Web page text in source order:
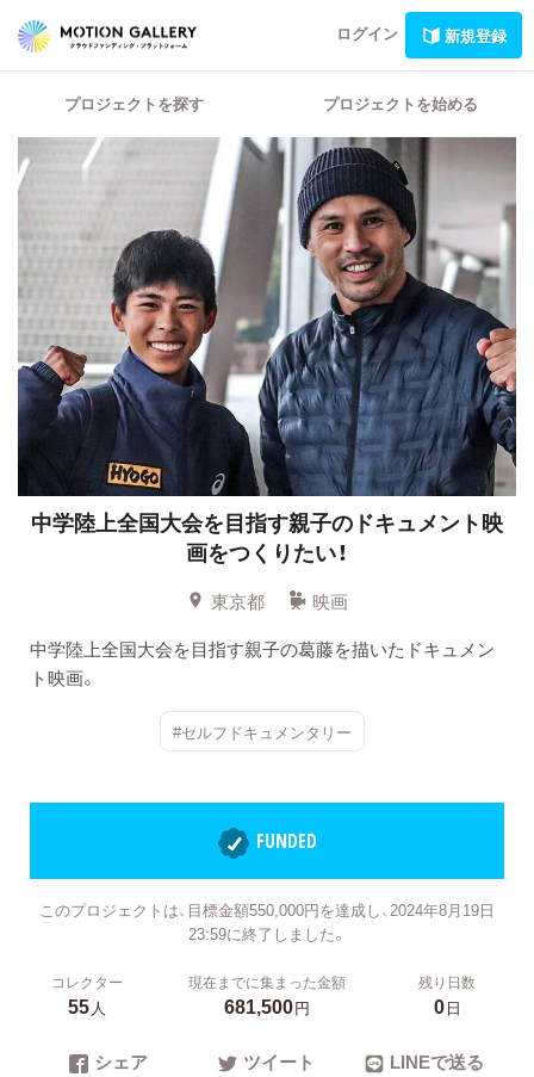
ログイン 新規登録
プロジェクトを探す プロジェクトを始める
中学陸上全国大会を目指す親子のドキュメント映
画をつくりたい！
東京都
映画
中学陸上全国大会を目指す親子の葛藤を描いたドキュメン
ト映画。
#セルフドキュメンタリー
FUNDED
このプロジェクトは、目標金額550,000円を達成し、2024年8月19日
23:59に終了しました。
コレクター
55人
現在までに集まった金額
681,500円
残り日数
0日
シェア ツイート LINEで送る